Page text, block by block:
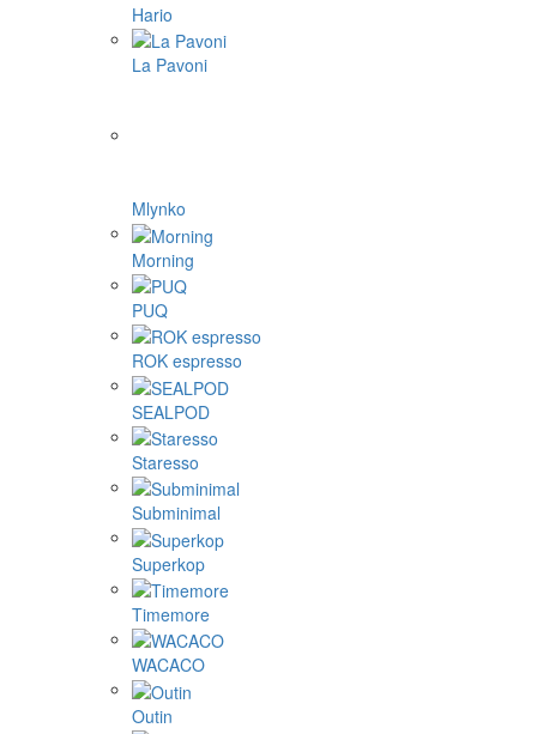
Hario
La Pavoni
Mlynko
Morning
PUQ
ROK espresso
SEALPOD
Staresso
Subminimal
Superkop
Timemore
WACACO
Outin